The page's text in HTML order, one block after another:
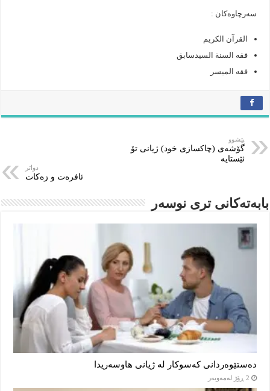
سەرچاوەکان :
القرآن الکریم
فقە السنة السيدسابق
فقه الميسر
پێشوو
گۆشەی (چاکسازی خود) ژیانی تۆ
ئێستایە
دواتر
ئافرەت و زەکات
بابەتەکانى ترى نوسەر
دەستێوەردانی کەسوکار لە ژیانی هاوسەریدا
2 ڕۆژ لەمەوبەر